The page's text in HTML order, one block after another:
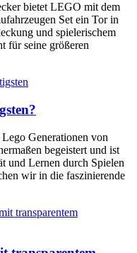
bietet LEGO mit dem
Set ein Tor in
und spielerischem
für seine größeren
Generationen von
begeistert und ist
und Lernen durch Spielen
wir in die faszinierende